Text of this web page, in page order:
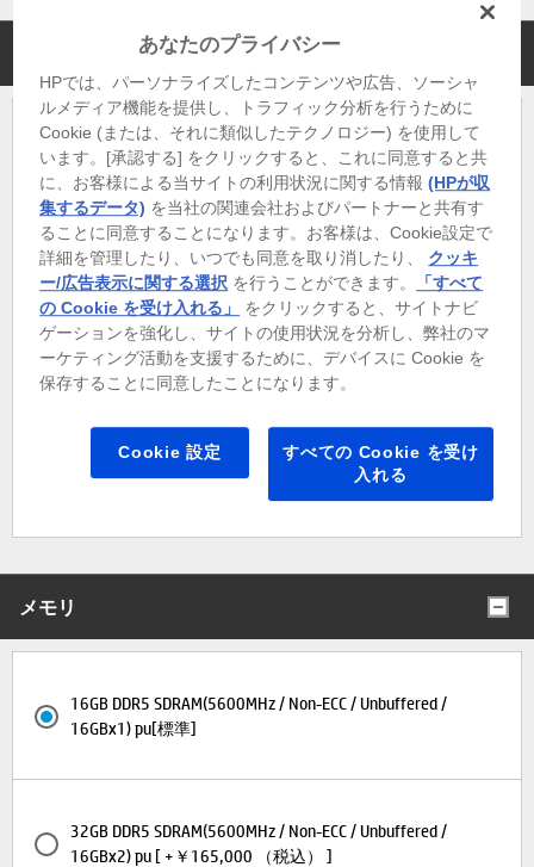
プロセッサーラベル
インテル(R) Core(TM) Ultra 5 ラベル(Core(TM) Ultra 5 プロセ
ッサー 225用)[標準]
インテル(R) Core(TM) Ultra 5 vPro ラベル [ +￥0 （税込） ]
インテル(R) Core(TM) Ultra 7 vPro ラベル [ +￥0 （税込） ]
インテル(R) Core(TM) Ultra 9 vPro ラベル [ +￥0 （税込） ]
メモリ
16GB DDR5 SDRAM(5600MHz / Non-ECC / Unbuffered /
16GBx1) pu[標準]
32GB DDR5 SDRAM(5600MHz / Non-ECC / Unbuffered /
16GBx2) pu [ +￥165,000 （税込） ]
あなたのプライバシー
HPでは、パーソナライズしたコンテンツや広告、ソーシャ
ルメディア機能を提供し、トラフィック分析を行うために
Cookie (または、それに類似したテクノロジー) を使用して
います。[承認する] をクリックすると、これに同意すると共
に、お客様による当サイトの利用状況に関する情報(HPが収
集するデータ) を当社の関連会社およびパートナーと共有す
ることに同意することになります。お客様は、Cookie設定で
詳細を管理したり、いつでも同意を取り消したり、 クッキ
ー/広告表示に関する選択 を行うことができます。
「すべて
の Cookie を受け入れる」
をクリックすると、サイトナビ
ゲーションを強化し、サイトの使用状況を分析し、弊社のマ
ーケティング活動を支援するために、デバイスに Cookie を
保存することに同意したことになります。
Cookie 設定
すべての Cookie を受け
入れる